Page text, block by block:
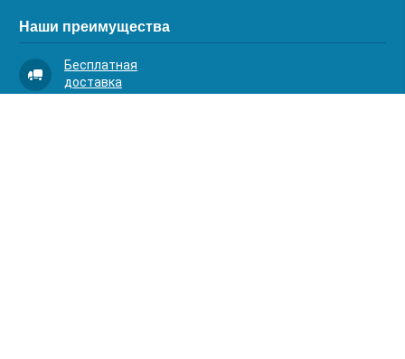
Наши преимущества
Бесплатная
доставка